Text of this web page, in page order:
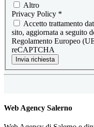
Altro
Privacy Policy *
Accetto trattamento
sito, aggiornata a seguito
Regolamento Europeo
reCAPTCHA
Invia richiesta
Web Agency Salerno